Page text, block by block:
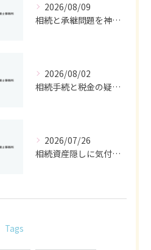
2026/08/09
相続と承継問題を神奈川県で解決するための制度活用と実務ポイント
2026/08/02
相続手続と税金の疑問をスッキリ解決する基礎控除や申告条件の徹底ガイド
2026/07/26
相続資産隠しに気付いた時の神奈川県で取るべき具体的対応ガイド
Tags